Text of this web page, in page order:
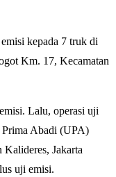
kepada 7 truk di
Km. 17, Kecamatan
Lalu, operasi uji
Abadi (UPA)
Jakarta
uji emisi.